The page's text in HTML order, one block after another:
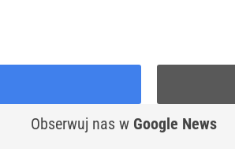
Obserwuj nas w Google News